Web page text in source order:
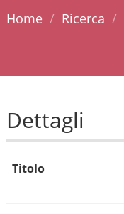
Home Ricerca
Dettagli
Titolo